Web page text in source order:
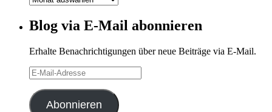
Blog via E-Mail abonnieren
Erhalte Benachrichtigungen über neue Beiträge via E-Mail.
E-
Mail-
Adresse
Abonnieren